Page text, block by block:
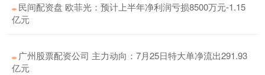
民间配资盘 欧菲光：预计上半年净利润亏损8500万元-1.15
亿元
广州股票配资公司 主力动向：7月25日特大单净流出291.93
亿元